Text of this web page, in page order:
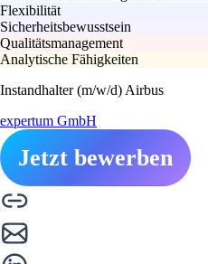
Flexibilität
Sicherheitsbewusstsein
Qualitätsmanagement
Analytische Fähigkeiten
Instandhalter (m/w/d) Airbus
expertum GmbH
Jetzt bewerben